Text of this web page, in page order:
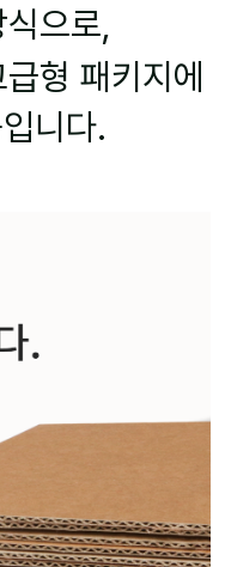
으로,
형 패키지에
니다.